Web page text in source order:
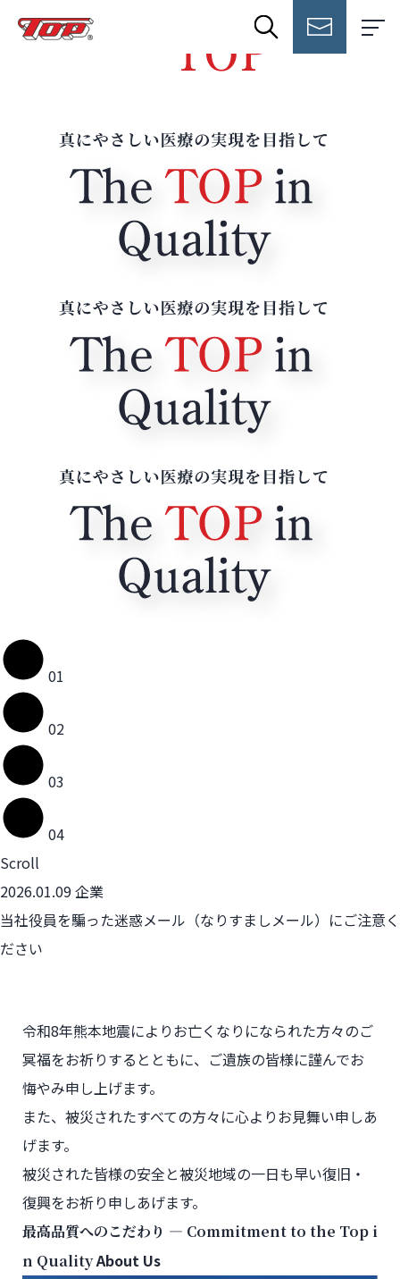
01
02
03
04
Scroll
2026.01.09企業
当社役員を騙った迷惑メール（なりすましメール）にご注意く
ださい
令和8年熊本地震によりお亡くなりになられた方々のご
冥福をお祈りするとともに、 ご遺族の皆様に謹んでお
悔やみ申し上げます。
また、被災されたすべての方々に心よりお見舞い申しあ
げます。
被災された皆様の安全と被災地域の一日も早い復旧・
復興をお祈り申しあげます。
最高品質へのこだわり ― Commitment to the Top i
n QualityAbout Us